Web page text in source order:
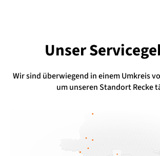
Unser
Wir sind überwiegend in einem Umkreis
um unseren Standort Recke